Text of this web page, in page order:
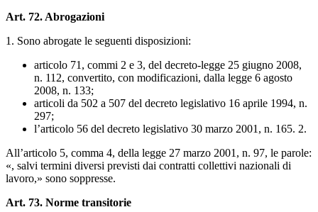
Art. 72. Abrogazioni
1. Sono abrogate le seguenti disposizioni:
articolo 71, commi 2 e 3, del decreto-legge 25 giugno 2008,
n. 112, convertito, con modificazioni, dalla legge 6 agosto
2008, n. 133;
articoli da 502 a 507 del decreto legislativo 16 aprile 1994, n.
297;
l’articolo 56 del decreto legislativo 30 marzo 2001, n. 165. 2.
All’articolo 5, comma 4, della legge 27 marzo 2001, n. 97, le parole:
«, salvi termini diversi previsti dai contratti collettivi nazionali di
lavoro,» sono soppresse.
Art. 73. Norme transitorie